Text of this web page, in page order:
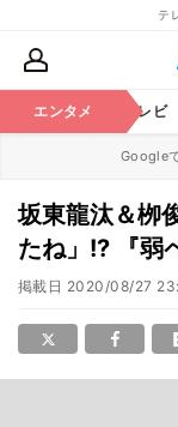
テ
エンタメ
芸能 テレビ
Google
坂東龍汰＆栁
たね」!? 『弱
掲載日 2020/08/27